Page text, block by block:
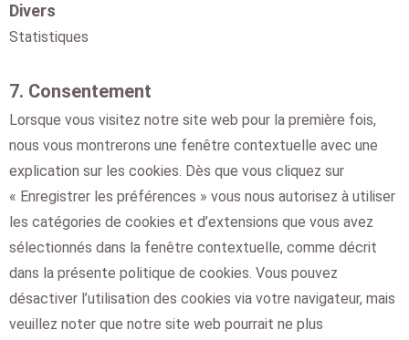
Divers
Statistiques
7. Consentement
Lorsque vous visitez notre site web pour la première fois,
nous vous montrerons une fenêtre contextuelle avec une
explication sur les cookies. Dès que vous cliquez sur
« Enregistrer les préférences » vous nous autorisez à utiliser
les catégories de cookies et d’extensions que vous avez
sélectionnés dans la fenêtre contextuelle, comme décrit
dans la présente politique de cookies. Vous pouvez
désactiver l’utilisation des cookies via votre navigateur, mais
veuillez noter que notre site web pourrait ne plus